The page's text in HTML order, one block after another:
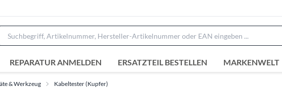
REPARATUR ANMELDEN ERSATZTEIL BESTELLEN MARKENWELT
& Werkzeug Kabeltester (Kupfer)